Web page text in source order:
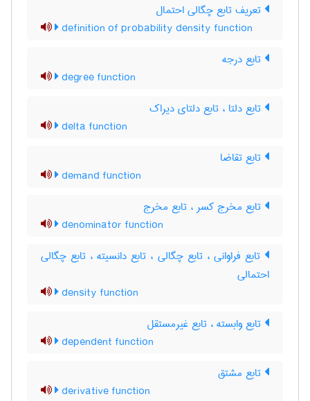
تعریف تابع چگالی احتمال
definition of probability density function
تابع درجه
degree function
تابع دلتا ، تابع دلتای دیراک
delta function
تابع تقاضا
demand function
تابع مخرج کسر ، تابع مخرج
denominator function
تابع فراوانی ، تابع چگالی ، تابع دانسیته ، تابع چگالی
احتمالی
density function
تابع وابسته ، تابع غیرمستقل
dependent function
تابع مشتق
derivative function